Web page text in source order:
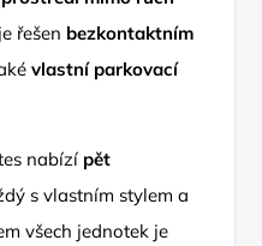
řešen bezkontaktním
vlastní parkovací
nabízí pět
s vlastním stylem a
všech jednotek je